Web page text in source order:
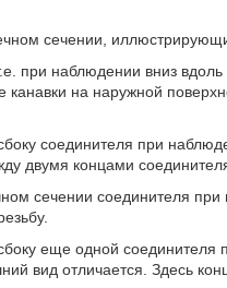
сечении,
при наблюдении вниз
на наружной
соединителя при
двумя концами
сечении соединителя
еще одной
вид отличается. Здесь